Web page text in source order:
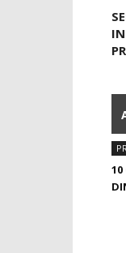
10